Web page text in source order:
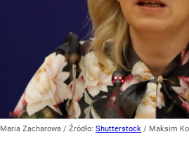
Maria Zacharowa / Źródło: Shutterstock / Maksim